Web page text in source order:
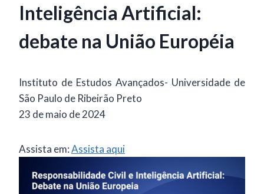
Inteligência Artificial:
debate na União Européia
Instituto de Estudos Avançados- Universidade de
São Paulo de Ribeirão Preto
23 de maio de 2024
Assista em:Assista aqui